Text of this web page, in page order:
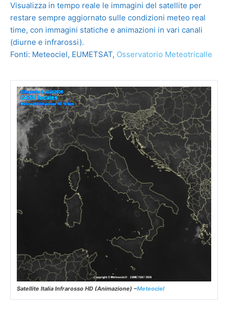
Visualizza in tempo reale le immagini del satellite per
restare sempre aggiornato sulle condizioni meteo real
time, con immagini statiche e animazioni in vari canali
(diurne e infrarossi).
Fonti: Meteociel, EUMETSAT, Osservatorio Meteotricalle
Satellite Italia Infrarosso HD (Animazione) –Meteociel